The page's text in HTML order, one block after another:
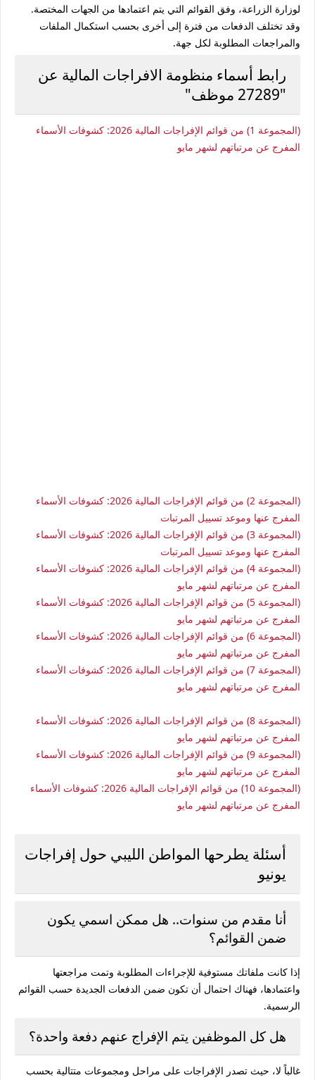
لوزارة الزراعة، وفق القوائم التي يتم اعتمادها من الجهات المختصة.
وقد تختلف الدفعات من فترة إلى أخرى بحسب استكمال الملفات
والمراجعات المطلوبة لكل جهة.
رابط أسماء منظومة الافراجات المالية عن
"27289 موظف"
(المجموعة 1) من قوائم الإفراجات المالية 2026: كشوفات الأسماء
المفرج عن مرتباتهم لشهر مايو
(المجموعة 2) من قوائم الإفراجات المالية 2026: كشوفات الأسماء
المفرج عنها وموعد تسييل المرتبات
(المجموعة 3) من قوائم الإفراجات المالية 2026: كشوفات الأسماء
المفرج عنها وموعد تسييل المرتبات
(المجموعة 4) من قوائم الإفراجات المالية 2026: كشوفات الأسماء
المفرج عن مرتباتهم لشهر مايو
(المجموعة 5) من قوائم الإفراجات المالية 2026: كشوفات الأسماء
المفرج عن مرتباتهم لشهر مايو
(المجموعة 6) من قوائم الإفراجات المالية 2026: كشوفات الأسماء
المفرج عن مرتباتهم لشهر مايو
(المجموعة 7) من قوائم الإفراجات المالية 2026: كشوفات الأسماء
المفرج عن مرتباتهم لشهر مايو
(المجموعة 8) من قوائم الإفراجات المالية 2026: كشوفات الأسماء
المفرج عن مرتباتهم لشهر مايو
(المجموعة 9) من قوائم الإفراجات المالية 2026: كشوفات الأسماء
المفرج عن مرتباتهم لشهر مايو
(المجموعة 10) من قوائم الإفراجات المالية 2026: كشوفات الأسماء
المفرج عن مرتباتهم لشهر مايو
أسئلة يطرحها المواطن الليبي حول إفراجات
يونيو
أنا مقدم من سنوات.. هل ممكن اسمي يكون
ضمن القوائم؟
إذا كانت ملفاتك مستوفية للإجراءات المطلوبة وتمت مراجعتها
واعتمادها، فهناك احتمال أن تكون ضمن الدفعات الجديدة حسب القوائم
الرسمية.
هل كل الموظفين يتم الإفراج عنهم دفعة واحدة؟
غالباً لا، حيث تصدر الإفراجات على مراحل ومجموعات متتالية بحسب